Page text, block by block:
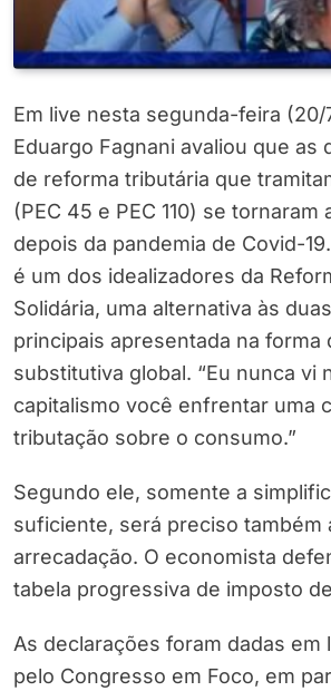
Em live nesta segunda-feira
Eduargo Fagnani avaliou que as
de reforma tributária que
(PEC 45 e PEC 110) se tornaram
depois da pandemia de Covid-
é um dos idealizadores da
Solidária, uma alternativa às
principais apresentada na forma
substitutiva global. “Eu nunca vi
capitalismo você enfrentar uma
tributação sobre o consumo.”
Segundo ele, somente a
suficiente, será preciso também
arrecadação. O economista
tabela progressiva de imposto
As declarações foram dadas em
pelo Congresso em Foco, em